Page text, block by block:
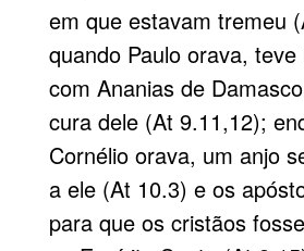
em que estavam tremeu
quando Paulo orava,
com Ananias de
cura dele (At 9.11,12);
Cornélio orava, um anjo
a ele (At 10.3) e os
para que os cristãos